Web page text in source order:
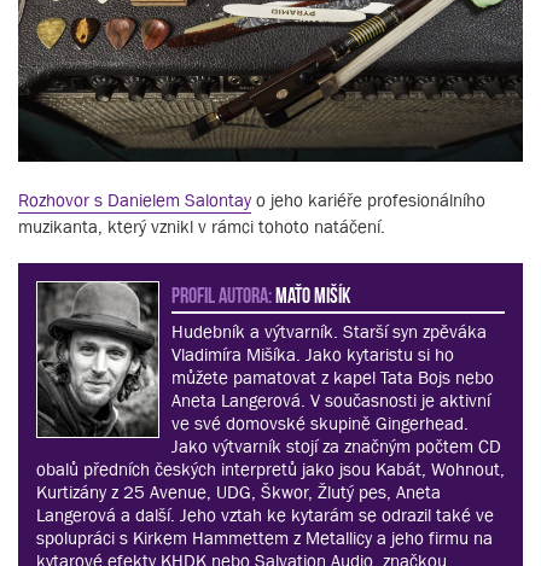
Rozhovor s Danielem Salontay o jeho kariéře profesionálního
muzikanta, který vznikl v rámci tohoto natáčení.
PROFIL AUTORA:Maťo Mišík
Hudebník a výtvarník. Starší syn zpěváka
Vladimíra Mišíka. Jako kytaristu si ho
můžete pamatovat z kapel Tata Bojs nebo
Aneta Langerová. V současnosti je aktivní
ve své domovské skupině Gingerhead.
Jako výtvarník stojí za značným počtem CD
obalů předních českých interpretů jako jsou Kabát, Wohnout,
Kurtizány z 25 Avenue, UDG, Škwor, Žlutý pes, Aneta
Langerová a další. Jeho vztah ke kytarám se odrazil také ve
spolupráci s Kirkem Hammettem z Metallicy a jeho firmu na
kytarové efekty KHDK nebo Salvation Audio, značkou